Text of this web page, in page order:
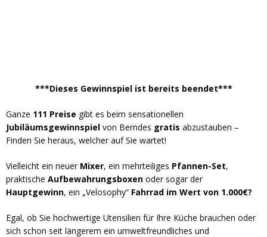
***Dieses Gewinnspiel ist bereits beendet***
Ganze 111 Preise gibt es beim sensationellen
Jubiläumsgewinnspiel von Berndes gratis abzustauben –
Finden Sie heraus, welcher auf Sie wartet!
Vielleicht ein neuer Mixer, ein mehrteiliges Pfannen-Set,
praktische Aufbewahrungsboxen oder sogar der
Hauptgewinn, ein „Velosophy“ Fahrrad im Wert von 1.000€?
Egal, ob Sie hochwertige Utensilien für Ihre Küche brauchen oder
sich schon seit längerem ein umweltfreundliches und